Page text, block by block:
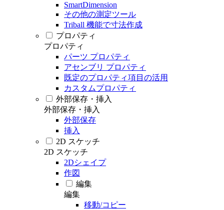
SmartDimension
その他の測定ツール
Triball 機能で寸法作成
プロパティ
プロパティ
パーツ プロパティ
アセンブリ プロパティ
既定のプロパティ項目の活用
カスタムプロパティ
外部保存・挿入
外部保存・挿入
外部保存
挿入
2D スケッチ
2D スケッチ
2Dシェイプ
作図
編集
編集
移動/コピー